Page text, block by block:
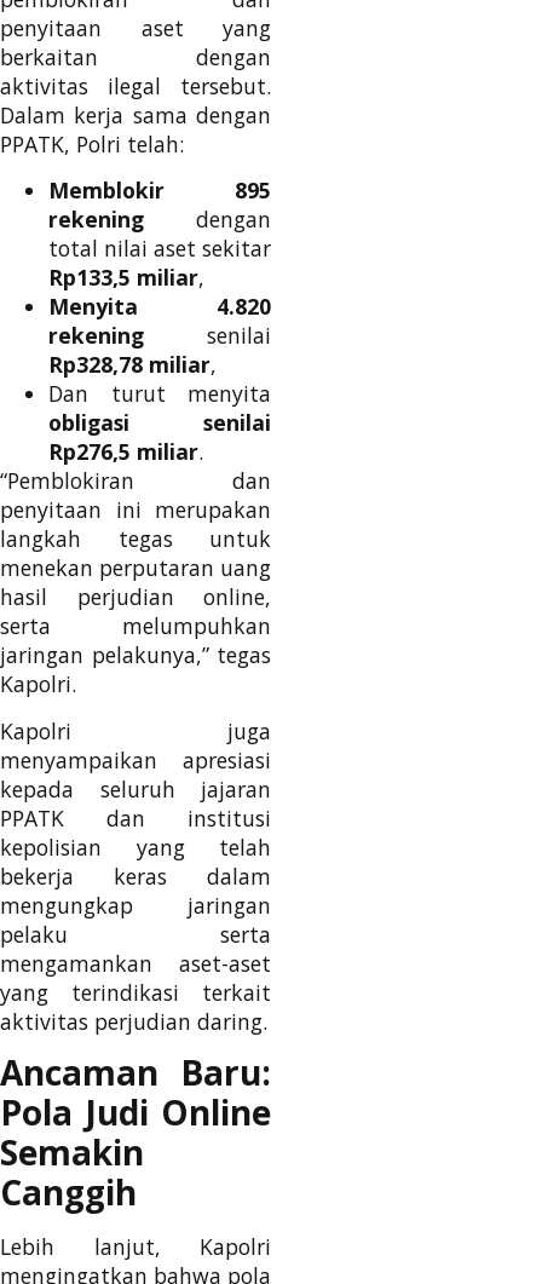
penyitaan aset yang
berkaitan dengan
aktivitas ilegal tersebut.
Dalam kerja sama dengan
PPATK, Polri telah:
Memblokir 895
rekening dengan
total nilai aset sekitar
Rp133,5 miliar,
Menyita 4.820
rekening senilai
Rp328,78 miliar,
Dan turut menyita
obligasi senilai
Rp276,5 miliar.
“Pemblokiran dan
penyitaan ini merupakan
langkah tegas untuk
menekan perputaran uang
hasil perjudian online,
serta melumpuhkan
jaringan pelakunya,” tegas
Kapolri.
Kapolri juga
menyampaikan apresiasi
kepada seluruh jajaran
PPATK dan institusi
kepolisian yang telah
bekerja keras dalam
mengungkap jaringan
pelaku serta
mengamankan aset-aset
yang terindikasi terkait
aktivitas perjudian daring.
Ancaman Baru:
Pola Judi Online
Semakin
Canggih
Lebih lanjut, Kapolri
mengingatkan bahwa pola